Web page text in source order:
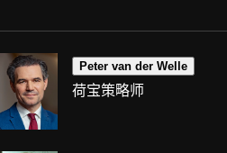
Peter van der Welle
荷宝策略师